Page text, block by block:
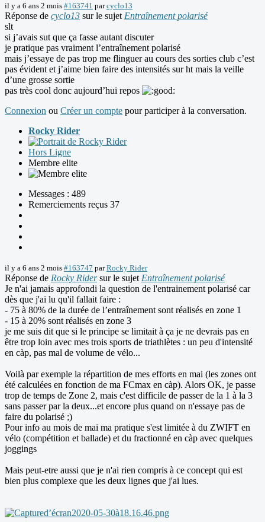
il y a 6 ans 2 mois #163741 parcyclo13
Réponse de cyclo13 sur le sujet Entraînement polarisé
slt
si j’avais sut que ça fasse autant discuter
je pratique pas vraiment l’entraînement polarisé
mais j’essaye de pas trop me flinguer au cours des sorties club c’est
pas évident et j’aime bien faire des intensités sur ht mais la veille
d’une grosse sortie
pas très cool donc aujourd’hui repos
Connexion ou Créer un compte pour participer à la conversation.
Rocky Rider
Hors Ligne
Membre elite
Messages : 489
Remerciements reçus 37
il y a 6 ans 2 mois #163747 parRocky Rider
Réponse de Rocky Ridersur le sujet Entraînement polarisé
Je n'ai jamais approfondi la question de l'entrainement polarisé car
dès que j'ai lu qu'il fallait faire :
- 75 à 80% de la durée de l’entraînement sont réalisés en zone 1
- 15 à 20% sont réalisés en zone 3
je me suis dit que si le principe se limitait à ça je ne devrais pas en
être trop loin avec mes trois sports de triathlètes : un peu d'intensité
en càp, pas mal de volume de vélo...
Voilà par exemple la répartition de mes efforts en mai (les zones ont
été calculées en fonction de ma FCmax en càp). Alors OK, je passe
trop de temps de Zone 2, mais c'est difficile de passer de la 1 à la 3
sans passer par la deux...et encore plus quand on n'essaye pas de
faire du polarisé ;)
Pour info au mois de mai ma pratique s'est limitée à du ZWIFT en
vélo (compétition et ballade) et du fractionné en càp avec quelques
joggings
Mais peut-etre aussi que je n'ai rien compris à ce concept qui est
bien plus complexe que les deux lignes que j'ai lues.